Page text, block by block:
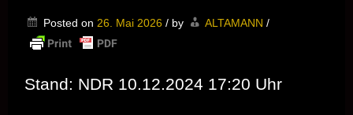
Posted on 26. Mai 2026 / by ALTAMANN /
Stand: NDR 10.12.2024 17:20 Uhr